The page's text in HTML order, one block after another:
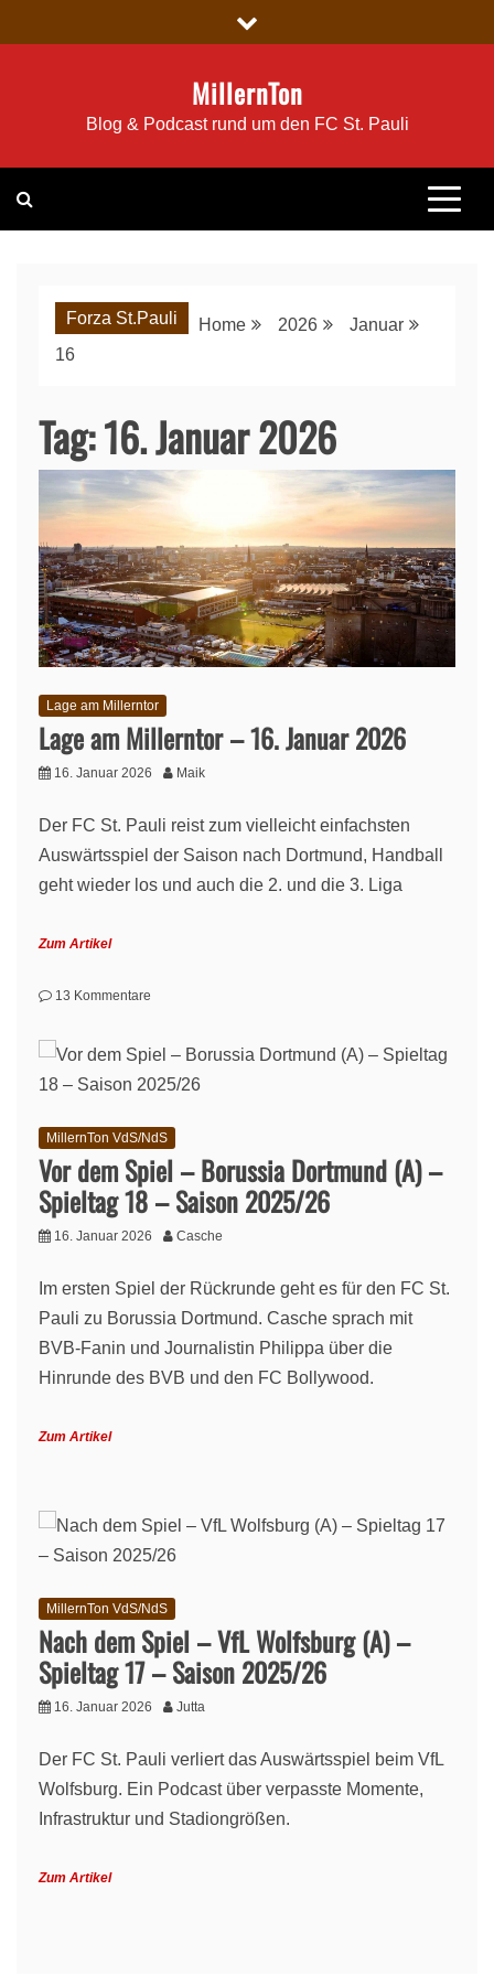
to
MillernTon
Blog & Podcast rund um den FC St. Pauli
Forza St.Pauli Home 2026
Januar
16
Tag:16. Januar 2026
Lage am Millerntor
Lage am Millerntor – 16. Januar 2026
16. Januar 2026 Maik
Der FC St. Pauli reist zum vielleicht einfachsten
Auswärtsspiel der Saison nach Dortmund, Handball
geht wieder los und auch die 2. und die 3. Liga
Zum Artikel
13 Kommentare
Millerntor
–
Januar
2026
MillernTon VdS/NdS
Vor dem Spiel – Borussia Dortmund (A) –
Spieltag 18 – Saison 2025/26
16. Januar 2026 Casche
Im ersten Spiel der Rückrunde geht es für den FC St.
Pauli zu Borussia Dortmund. Casche sprach mit
BVB-Fanin und Journalistin Philippa über die
Hinrunde des BVB und den FC Bollywood.
Zum Artikel
MillernTon VdS/NdS
Nach dem Spiel – VfL Wolfsburg (A) –
Spieltag 17 – Saison 2025/26
16. Januar 2026 Jutta
Der FC St. Pauli verliert das Auswärtsspiel beim VfL
Wolfsburg. Ein Podcast über verpasste Momente,
Infrastruktur und Stadiongrößen.
Zum Artikel